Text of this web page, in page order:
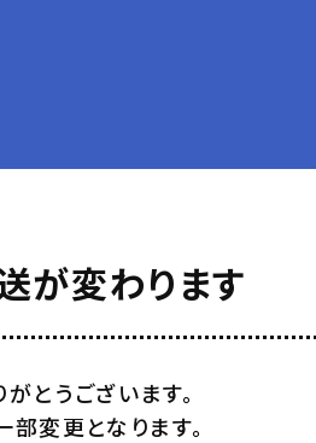
が変わります
とうございます。
変更となります。